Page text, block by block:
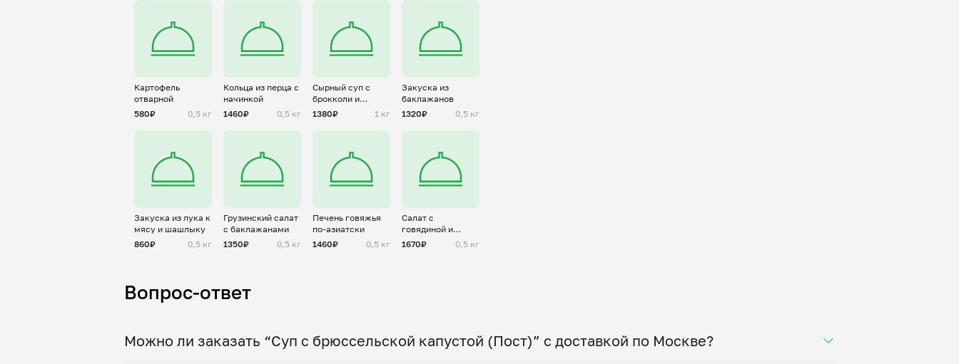
Картофель
отварной
580₽
0,5 кг
Кольца из перца с
начинкой
1460₽
0,5 кг
Сырный суп с
брокколи и
грибами
1380₽ 1 кг
Закуска из
баклажанов
1320₽
0,5 кг
Закуска из лука к
мясу и шашлыку
860₽
0,5 кг
Грузинский салат
с баклажанами
1350₽
0,5 кг
Печень говяжья
по-азиатски
1460₽
0,5 кг
Салат с
говядиной и
овощами
1670₽ 0,5 кг
Вопрос-ответ
Можно ли заказать “Суп с брюссельской капустой (Пост)” с доставкой по Москве?